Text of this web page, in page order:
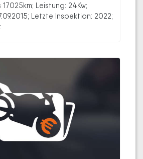
Leistung: 24Kw;
Letzte Inspektion: 2022;